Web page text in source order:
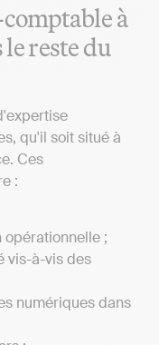
à
reste du
qu'il soit situé à
Ces
:
;
vis-à-vis des
numériques dans